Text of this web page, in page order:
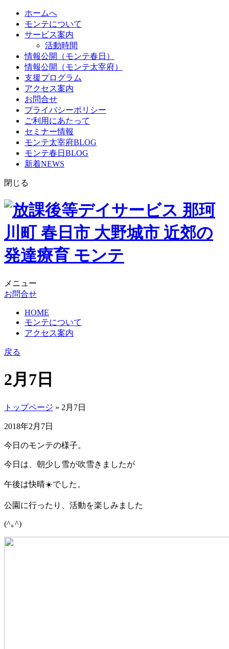
ホームへ
モンテについて
サービス案内
活動時間
情報公開（モンテ春日）
情報公開（モンテ太宰府）
支援プログラム
アクセス案内
お問合せ
プライバシーポリシー
ご利用にあたって
セミナー情報
モンテ太宰府BLOG
モンテ春日BLOG
新着NEWS
閉じる
メニュー
お問合せ
HOME
モンテについて
アクセス案内
戻る
2月7日
トップページ » 2月7日
2018年2月7日
今日のモンテの様子。
今日は、朝少し雪が吹雪きましたが
午後は快晴☀️でした。
公園に行ったり、活動を楽しみました
(^｡^)